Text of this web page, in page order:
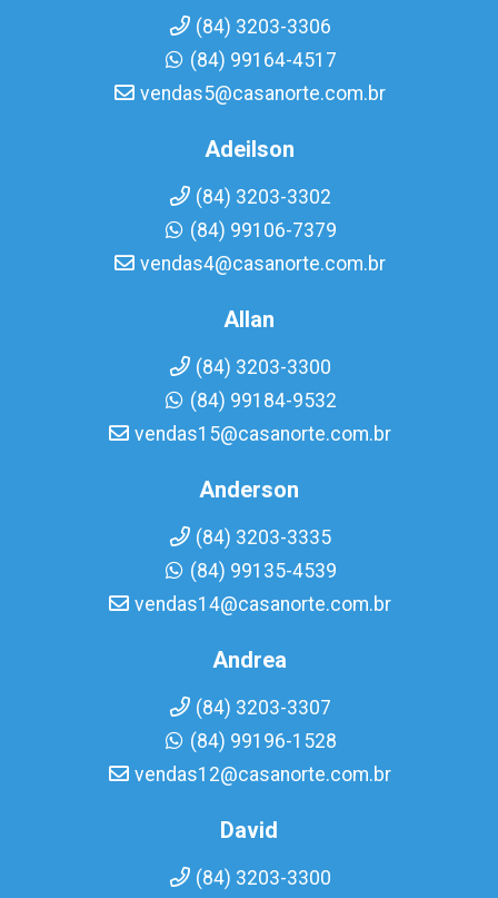
(84) 3203-3306
(84) 99164-4517
vendas5@casanorte.com.br
Adeilson
(84) 3203-3302
(84) 99106-7379
vendas4@casanorte.com.br
Allan
(84) 3203-3300
(84) 99184-9532
vendas15@casanorte.com.br
Anderson
(84) 3203-3335
(84) 99135-4539
vendas14@casanorte.com.br
Andrea
(84) 3203-3307
(84) 99196-1528
vendas12@casanorte.com.br
David
(84) 3203-3300